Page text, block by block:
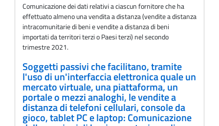
Comunicazione dei dati relativi a ciascun fornitore che ha
effettuato almeno una vendita a distanza (vendite a distanza
intracomunitarie di beni e vendite a distanza di beni
importati da territori terzi o Paesi terzi) nel secondo
trimestre 2021.
Soggetti passivi che facilitano, tramite
l'uso di un'interfaccia elettronica quale un
mercato virtuale, una piattaforma, un
portale o mezzi analoghi, le vendite a
distanza di telefoni cellulari, console da
gioco, tablet PC e laptop: Comunicazione